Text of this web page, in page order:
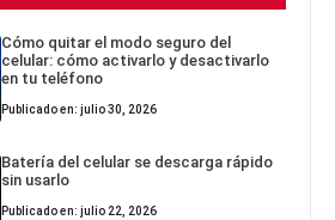
Cómo quitar el modo seguro del
celular: cómo activarlo y desactivarlo
en tu teléfono
Publicado en: julio 30, 2026
Batería del celular se descarga rápido
sin usarlo
Publicado en: julio 22, 2026